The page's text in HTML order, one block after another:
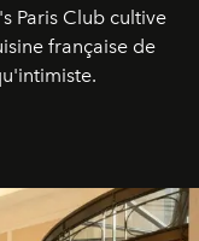
Paris Club cultive
française de